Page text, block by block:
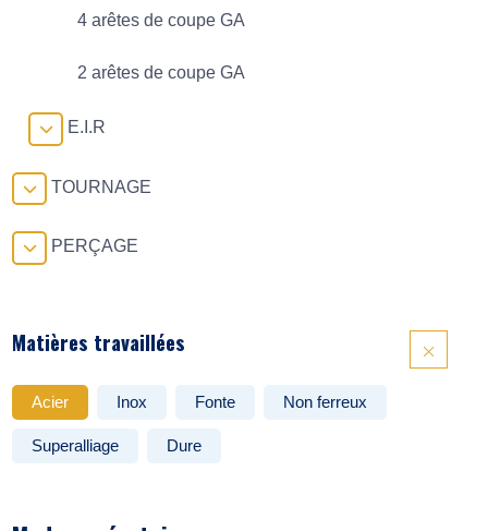
4 arêtes de coupe GA
2 arêtes de coupe GA
E.I.R
TOURNAGE
PERÇAGE
Matières travaillées
Acier Inox Fonte Non ferreux
Superalliage Dure